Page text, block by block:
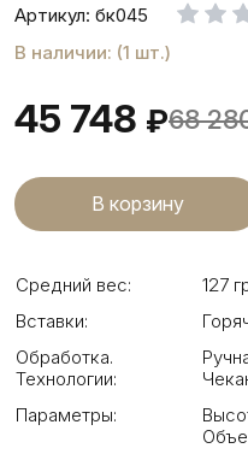
Артикул: бк045
В наличии: (1 шт.)
45 748 ₽68
Средний вес:
127
Вставки:
Обработка.
Технологии:
Параметры: